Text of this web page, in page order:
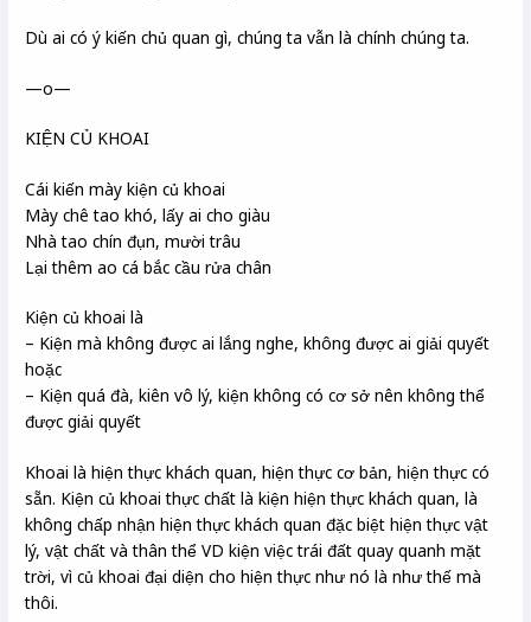
Dù ai có ý kiến chủ quan gì, chúng ta vẫn là chính chúng ta.
—o—
KIỆN CỦ KHOAI
Cái kiến mày kiện củ khoai
Mày chê tao khó, lấy ai cho giàu
Nhà tao chín đụn, mười trâu
Lại thêm ao cá bắc cầu rửa chân
Kiện củ khoai là
– Kiện mà không được ai lắng nghe, không được ai giải quyết
hoặc
– Kiện quá đà, kiên vô lý, kiện không có cơ sở nên không thể
được giải quyết
Khoai là hiện thực khách quan, hiện thực cơ bản, hiện thực có
sẵn. Kiện củ khoai thực chất là kiện hiện thực khách quan, là
không chấp nhận hiện thực khách quan đặc biệt hiện thực vật
lý, vật chất và thân thể VD kiện việc trái đất quay quanh mặt
trời, vì củ khoai đại diện cho hiện thực như nó là như thế mà
thôi.